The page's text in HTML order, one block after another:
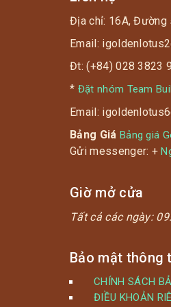
Địa chỉ: 16A, Đường
Email:
Đt: (+84) 028 3823
* Đặt nhóm Team
Email:
Bảng Giá Bảng giá
Gửi messenger: +
Giờ mở cửa
Tất cả các ngày:
Bảo mật thông
CHÍNH SÁCH
ĐIỀU KHOẢN